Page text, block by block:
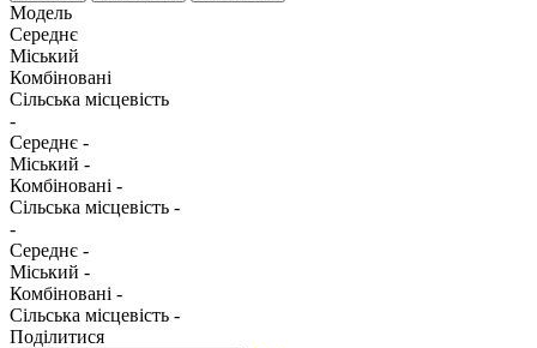
Модель
Середнє
Міський
Комбіновані
Сільська місцевість
-
Середнє -
Міський -
Комбіновані -
Сільська місцевість -
-
Середнє -
Міський -
Комбіновані -
Сільська місцевість -
Поділитися